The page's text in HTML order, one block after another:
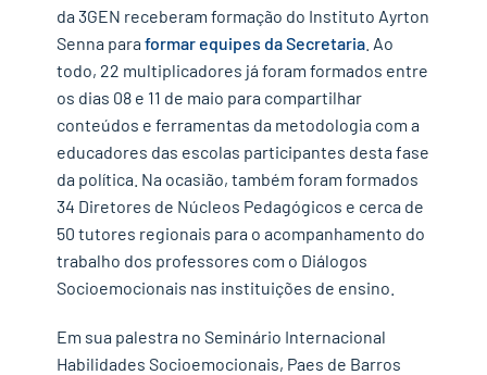
da 3GEN receberam formação do Instituto Ayrton
Senna para formar equipes da Secretaria . Ao
todo, 22 multiplicadores já foram formados entre
os dias 08 e 11 de maio para compartilhar
conteúdos e ferramentas da metodologia com a
educadores das escolas participantes desta fase
da política. Na ocasião, também foram formados
34 Diretores de Núcleos Pedagógicos e cerca de
50 tutores regionais para o acompanhamento do
trabalho dos professores com o Diálogos
Socioemocionais nas instituições de ensino.
Em sua palestra no Seminário Internacional
Habilidades Socioemocionais, Paes de Barros